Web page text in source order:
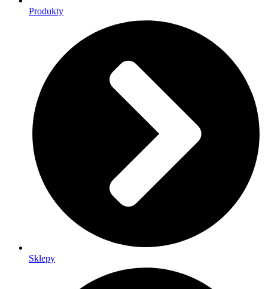
Produkty
Sklepy